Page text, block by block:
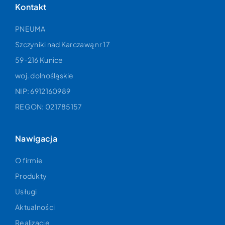
Kontakt
PNEUMA
Szczyniki nad Karczawą nr 17
59-216 Kunice
woj. dolnośląskie
NIP: 6912160989
REGON: 021785157
Nawigacja
O firmie
Produkty
Usługi
Aktualności
Realizacje